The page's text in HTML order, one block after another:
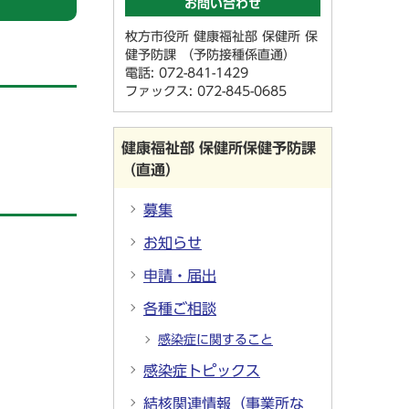
お問い合わせ
枚方市役所 健康福祉部 保健所 保
健予防課 （予防接種係直通）
電話: 072-841-1429
ファックス: 072-845-0685
健康福祉部 保健所保健予防課
（直通）
募集
お知らせ
申請・届出
各種ご相談
感染症に関すること
感染症トピックス
結核関連情報（事業所な